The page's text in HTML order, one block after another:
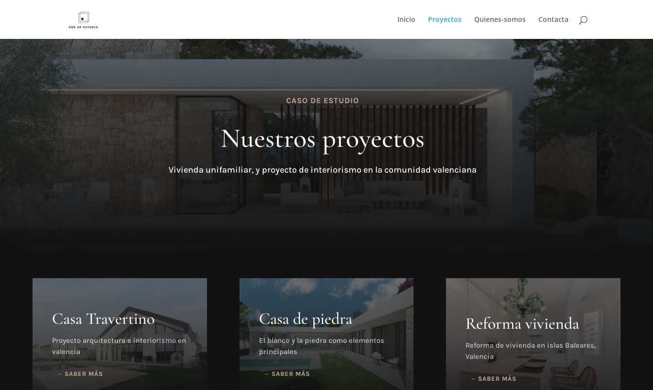
Inicio Proyectos Quienes-somos Contacta
CASO DE ESTUDIO
Nuestros proyectos
Vivienda unifamiliar, y proyecto de interiorismo en la comunidad valenciana
Casa Travertino
Proyecto arquitectura e interiorismo en
valencia
SABER MÁS
Casa de piedra
El blanco y la piedra como elementos
principales
SABER MÁS
Reforma vivienda
Reforma de vivienda en islas Baleares,
Valencia
SABER MÁS